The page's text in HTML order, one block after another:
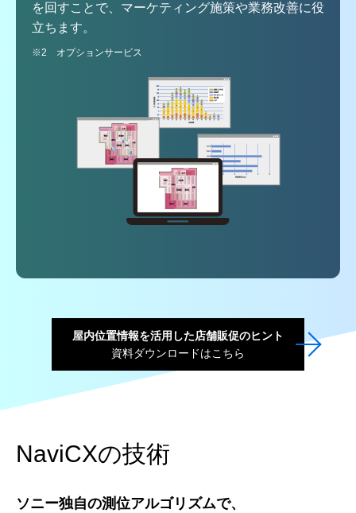
を回すことで、マーケティング施策や業務改善に役
立ちます。
※2 オプションサービス
屋内位置情報を活用した店舗販促のヒント
資料ダウンロードはこちら
NaviCXの技術
ソニー独自の測位アルゴリズムで、